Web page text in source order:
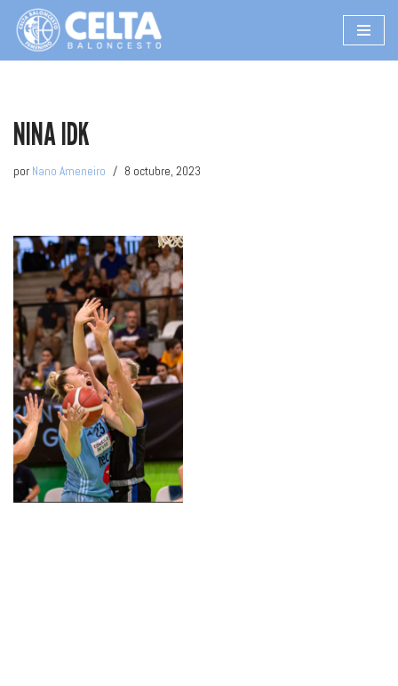
Saltar
NINA IDK
por Nano Ameneiro 8 octubre, 2023